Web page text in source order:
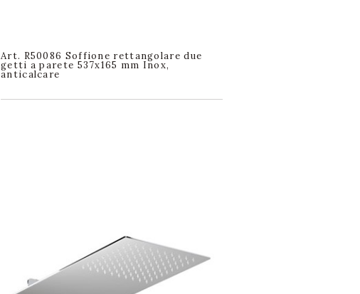
Art. R50086 Soffione rettangolare due
getti a parete 537x165 mm Inox,
anticalcare